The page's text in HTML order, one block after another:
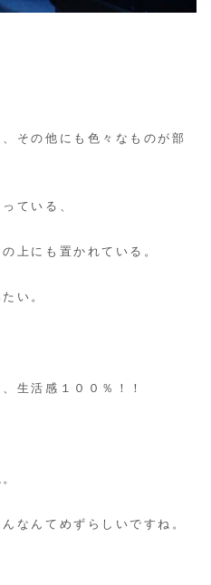
その他にも色々なものが部
ている、
上にも置かれている。
い。
生活感１００％！！
なんてめずらしいですね。